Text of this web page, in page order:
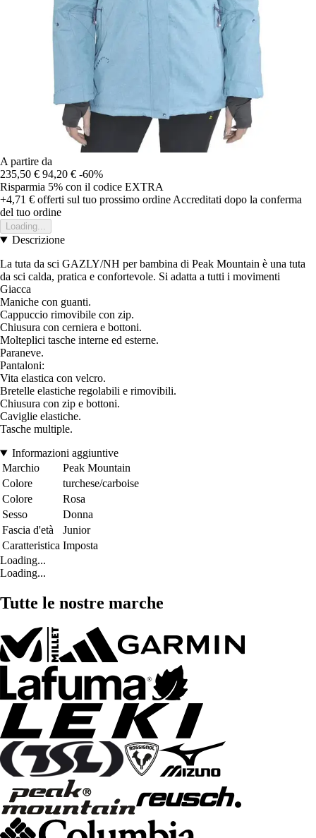
A partire da
235,50 € 94,20 € -60%
Risparmia 5% con il codice EXTRA
+4,71 € offerti sul tuo prossimo ordine Accreditati dopo la conferma
del tuo ordine
Loading...
Descrizione
La tuta da sci GAZLY/NH per bambina di Peak Mountain è una tuta
da sci calda, pratica e confortevole. Si adatta a tutti i movimenti
Giacca
Maniche con guanti.
Cappuccio rimovibile con zip.
Chiusura con cerniera e bottoni.
Molteplici tasche interne ed esterne.
Paraneve.
Pantaloni:
Vita elastica con velcro.
Bretelle elastiche regolabili e rimovibili.
Chiusura con zip e bottoni.
Caviglie elastiche.
Tasche multiple.
Informazioni aggiuntive
Marchio
Peak Mountain
Colore
turchese/carboise
Colore
Rosa
Sesso
Donna
Fascia d'età
Junior
Caratteristica Imposta
Loading...
Loading...
Tutte le nostre marche